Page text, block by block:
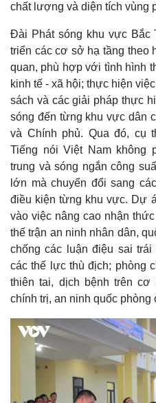
Doanh nghiệp
Thông tin doanh nghiệp
Doanh nghiệp 24h
Doanh nhân
Vì cộng đồng
chất lượng và diện tích vùng
Đài Phát sóng khu vực Bắc
triển các cơ sở hạ tầng theo
quan, phù hợp với tình hình
kinh tế - xã hội; thực hiện
sách và các giải pháp thực
sóng đến từng khu vực dân
và Chính phủ. Qua đó, cụ
Tiếng nói Việt Nam không
trung và sóng ngắn công
lớn mà chuyển đổi sang
điều kiện từng khu vực. Dự
vào việc nâng cao nhận
thế trận an ninh nhân dân,
chống các luận điệu sai trái
các thế lực thù địch; phòng
thiên tai, dịch bệnh trên
chính trị, an ninh quốc phòng